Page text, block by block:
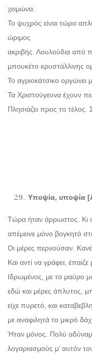
χειμώνα.
Το ψυχρός είναι τώρα
ώριμος
ακριβής. Λουλούδια από
μπουκέτο κρυστάλλινης
Το αγριοκάτσικο οργώνει
Τα Χριστούγεννα έχουν
Πλησιάζει προς το
Υποψία, υποψία
Τώρα ήταν άρρωστος. Κι
απέμεινε μόνο βογκητό
Οι μέρες περνούσαν.
Και αντί να γράφει,
Ιδρωμένος, με το μαύρο
εδώ και μέρες άπλυτος,
είχε πυρετό, και
με αναφιλητά το μικρό
Ήταν μόνος. Πολύ
λογαριασμούς μ’ αυτόν